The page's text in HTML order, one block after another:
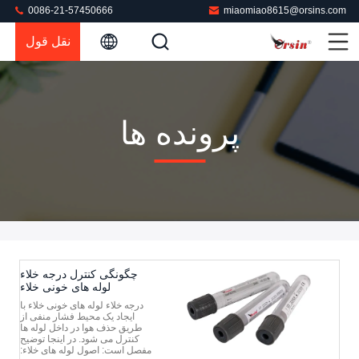
miaomiao8615@orsins.com
0086-21-57450666
نقل قول
پرونده ها
چگونگی کنترل درجه خلاء
لوله های خونی خلاء
درجه خلاء لوله های خونی خلاء با
ایجاد یک محیط فشار منفی از
طریق حذف هوا در داخل لوله ها
کنترل می شود. در اینجا توضیح
مفصل است: اصول لوله های خلاء: